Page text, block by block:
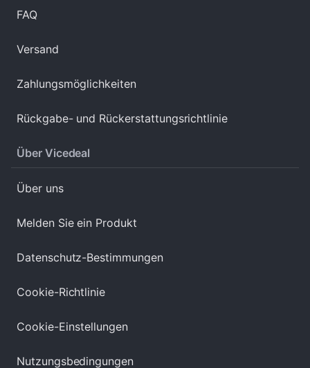
FAQ
Versand
Zahlungsmöglichkeiten
Rückgabe- und Rückerstattungsrichtlinie
Über Vicedeal
Über uns
Melden Sie ein Produkt
Datenschutz-Bestimmungen
Cookie-Richtlinie
Cookie-Einstellungen
Nutzungsbedingungen